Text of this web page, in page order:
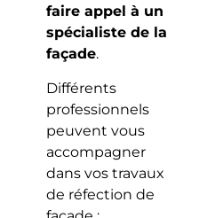
faire appel à un
spécialiste de la
façade.
Différents
professionnels
peuvent vous
accompagner
dans vos travaux
de réfection de